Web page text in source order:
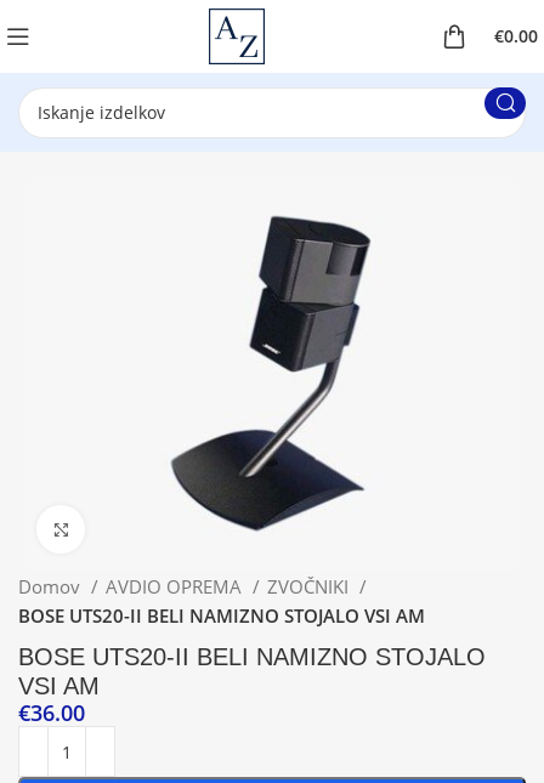
€0.00
Klikni za povečavo
Domov AVDIO OPREMA
ZVOČNIKI
BOSE UTS20-II BELI NAMIZNO STOJALO VSI AM
BOSE UTS20-II BELI NAMIZNO STOJALO
VSI AM
€36.00